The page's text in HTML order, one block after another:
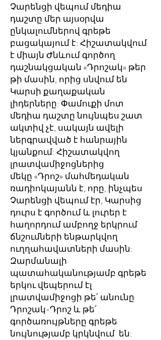
Չարենցի վեպում մեդիա
դաշտը մեր այսօրվա
ընկալումներով գրեթե
բացակայում է: Հիշատակվում
է միայն Ժնևում գործող
դաշնակցական «Դրոշակ» թեր
թի մասին, որից սնվում են
Կարսի քաղաքական
լիդերները: Փամուքի մոտ
մեդիա դաշտը նույնպես շատ
ակտիվ չէ, սակայն ավելի
ներգրավված է հանրային
կյանքում: Հիշատակվող
լրատվամիջոցներից
մեկը «Դրոշ» մահմեդական
ռադիոկայանն է, որը, ինչպես
Չարենցի վեպում էր, Կարսից
դուրս է գործում և լուրեր է
հաղորդում ամբողջ երկրում
ճնշումների ենթարկվող
ուղղահավատների մասին:
Զարմանալի
պատահականությամբ գրեթե
երկու վեպերում էլ
լրատվամիջոցի թե՛ անունը
Դրոշակ-Դրոշ և թե՛
գործառույթները գրեթե
նույնությամբ կրկնվում են: